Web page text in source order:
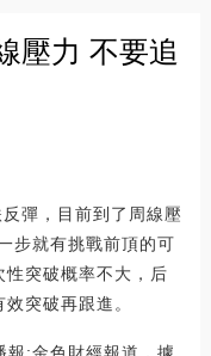
壓力 不要追
彈，目前到了周線壓
步就有挑戰前頂的可
突破概率不大，后
突破再跟進。